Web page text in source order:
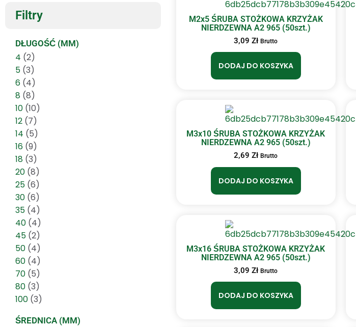
Filtry
DŁUGOŚĆ (MM)
4 (2)
5 (3)
6 (4)
8 (8)
10 (10)
12 (7)
14 (5)
16 (9)
18 (3)
20 (8)
25 (6)
30 (6)
35 (4)
40 (4)
45 (2)
50 (4)
60 (4)
70 (5)
80 (3)
100 (3)
ŚREDNICA (MM)
M2x5 ŚRUBA STOŻKOWA KRZYŻAK
NIERDZEWNA A2 965 (50szt.)
3,09Zł Brutto
DODAJ DO KOSZYKA
M3x10 ŚRUBA STOŻKOWA KRZYŻAK
NIERDZEWNA A2 965 (50szt.)
2,69Zł Brutto
DODAJ DO KOSZYKA
M3x16 ŚRUBA STOŻKOWA KRZYŻAK
NIERDZEWNA A2 965 (50szt.)
3,09Zł Brutto
DODAJ DO KOSZYKA